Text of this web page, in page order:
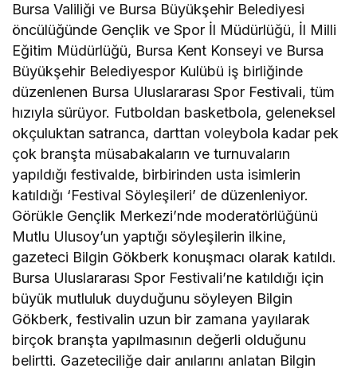
Bursa Valiliği ve Bursa Büyükşehir Belediyesi
öncülüğünde Gençlik ve Spor İl Müdürlüğü, İl Milli
Eğitim Müdürlüğü, Bursa Kent Konseyi ve Bursa
Büyükşehir Belediyespor Kulübü iş birliğinde
düzenlenen Bursa Uluslararası Spor Festivali, tüm
hızıyla sürüyor. Futboldan basketbola, geleneksel
okçuluktan satranca, darttan voleybola kadar pek
çok branşta müsabakaların ve turnuvaların
yapıldığı festivalde, birbirinden usta isimlerin
katıldığı ‘Festival Söyleşileri’ de düzenleniyor.
Görükle Gençlik Merkezi’nde moderatörlüğünü
Mutlu Ulusoy’un yaptığı söyleşilerin ilkine,
gazeteci Bilgin Gökberk konuşmacı olarak katıldı.
Bursa Uluslararası Spor Festivali’ne katıldığı için
büyük mutluluk duyduğunu söyleyen Bilgin
Gökberk, festivalin uzun bir zamana yayılarak
birçok branşta yapılmasının değerli olduğunu
belirtti. Gazeteciliğe dair anılarını anlatan Bilgin